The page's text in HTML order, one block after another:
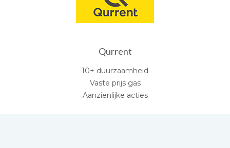
Qurrent
10+ duurzaamheid
Vaste prijs gas
Aanzienlijke acties